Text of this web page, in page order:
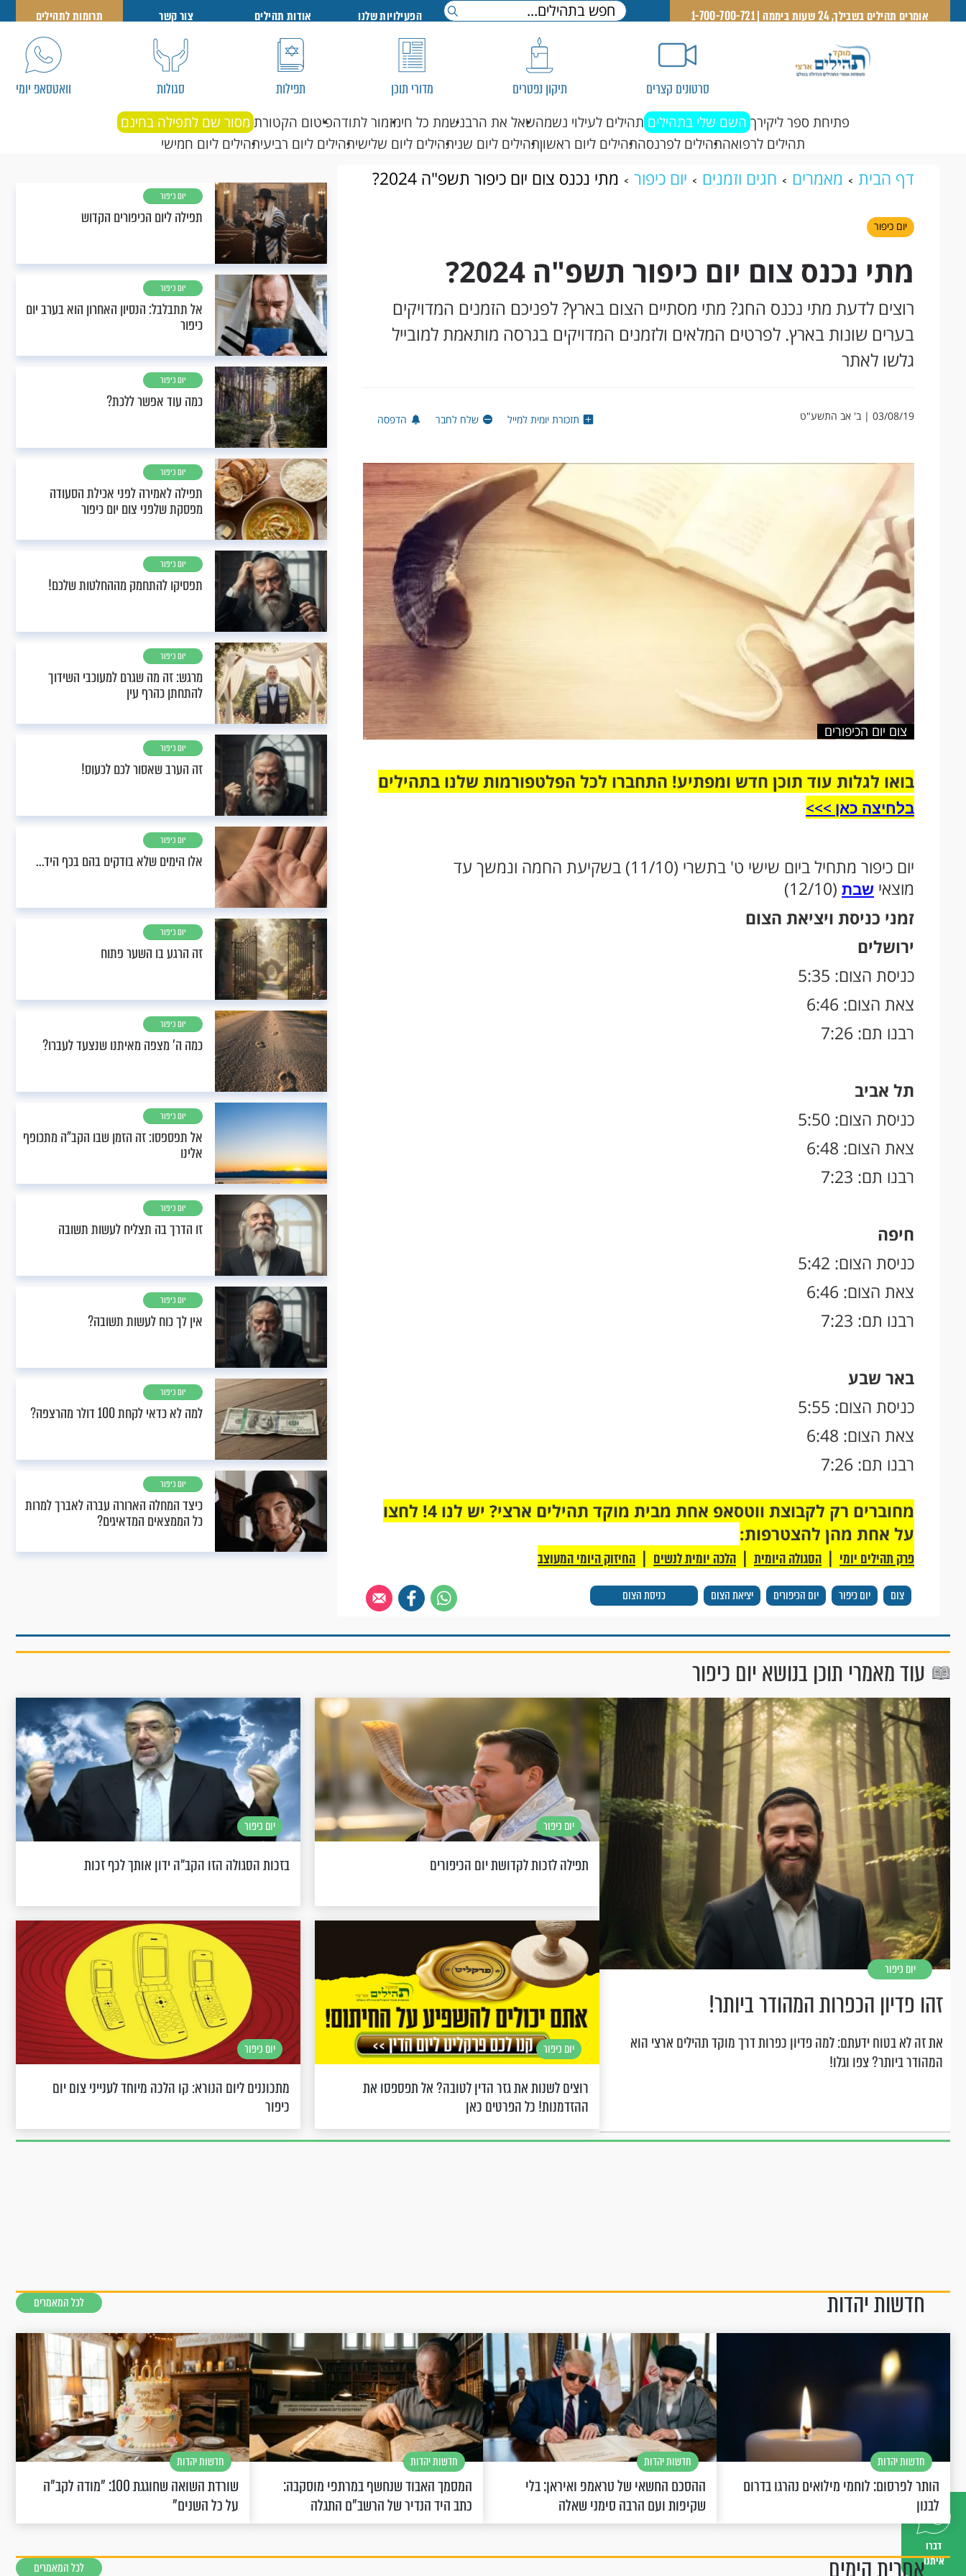
דברו
איתנו
אומרים תהילים בשבילך, 24 שעות ביממה | 1-700-700-721 הפעילויות שלנו אודות תהילים צור קשר תרומות לתהילים
סרטונים קצרים תיקון נפטרים מדורי תוכן תפילות סגולות וואטסאפ יומי
פתיחת ספר ליקירך השם שלי בתהילים תהילים לעילוי נשמהשאל את הרבנשמת כל חימזמור לתודהפיטום הקטורת מסור שם לתפילה בחינם
תהילים לרפואהתהילים לפרנסהתהילים ליום ראשוןתהילים ליום שניתהילים ליום שלישיתהילים ליום רביעיתהילים ליום חמישי
דף הבית מאמרים חגים וזמנים יום כיפור מתי נכנס צום יום כיפור תשפ"ה 2024?
יום כיפור
מתי נכנס צום יום כיפור תשפ"ה 2024?
רוצים לדעת מתי נכנס החג? מתי מסתיים הצום בארץ? לפניכם הזמנים המדויקים
בערים שונות בארץ. לפרטים המלאים ולזמנים המדויקים בגרסה מותאמת למובייל
גלשו לאתר
03/08/19 | ב' אב התשע"ט תזכורת יומית למייל שלח לחבר הדפסה
צום יום הכיפורים
בואו לגלות עוד תוכן חדש ומפתיע! התחברו לכל הפלטפורמות שלנו בתהילים
בלחיצה כאן >>>​
יום כיפור מתחיל ביום שישי ט' בתשרי (11/10) בשקיעת החמה ונמשך עד
מוצאי שבת (12/10)
זמני כניסת ויציאת הצום
ירושלים
כניסת הצום: 5:35
צאת הצום: 6:46
רבנו תם: 7:26
תל אביב
כניסת הצום: 5:50
צאת הצום: 6:48
רבנו תם: 7:23
חיפה
כניסת הצום: 5:42
צאת הצום: 6:46
רבנו תם: 7:23
באר שבע
כניסת הצום: 5:55
צאת הצום: 6:48
רבנו תם: 7:26
צום יום כיפור יום הכיפורים יציאת הצום כניסת הצום
מחוברים רק לקבוצת ווטסאפ אחת מבית מוקד תהילים ארצי? יש לנו 4! לחצו
על אחת מהן להצטרפות:
פרק תהילים יומי | הסגולה היומית | הלכה יומית לנשים | החיזוק היומי המעוצב
יום כיפור
תפילה ליום הכיפורים הקדוש
יום כיפור
אל תתבלבל: הנסיון האחרון הוא בערב יום
כיפור
יום כיפור
כמה עוד אפשר ללכת?
יום כיפור
תפילה לאמירה לפני אכילת הסעודה
מפסקת שלפני צום יום כיפור
יום כיפור
תפסיקו להתחמק מההחלטות שלכם!
יום כיפור
מרגש: זה מה שגרם למעוכבי השידוך
להתחתן כהרף עין
יום כיפור
זה הערב שאסור לכם לכעוס!
יום כיפור
אלו הימים שלא בודקים בהם בכף היד...
יום כיפור
זה הרגע בו השער פתוח
יום כיפור
כמה ה' מצפה מאיתנו שנצעד לעברו?
יום כיפור
אל תפספסו: זה הזמן שבו הקב"ה מתכופף
אלינו
יום כיפור
זו הדרך בה תצליח לעשות תשובה
יום כיפור
אין לך כוח לעשות תשובה?
יום כיפור
למה לא כדאי לקחת 100 דולר מהרצפה?
יום כיפור
כיצד המחלה הארורה עברה לאברך למרות
כל הממצאים המדאיגים?
עוד מאמרי תוכן בנושא יום כיפור
יום כיפור
זהו פדיון הכפרות המהודר ביותר!
את זה לא בטוח ידעתם: למה פדיון כפרות דרך מוקד תהילים ארצי הוא
המהודר ביותר? צפו וגלו!
יום כיפור
תפילה לזכות לקדושת יום הכיפורים
יום כיפור
בזכות הסגולה הזו הקב"ה ידון אותך לכף זכות
יום כיפור
רוצים לשנות את גזר הדין לטובה? אל תפספסו את
ההזדמנות! כל הפרטים כאן
יום כיפור
מתכוננים ליום הנורא: קו הלכה מיוחד לענייני צום יום
כיפור
חדשות יהדות לכל המאמרים
חדשות יהדות
הותר לפרסום: לוחמי מילואים נהרגו בדרום
לבנון
חדשות יהדות
ההסכם החשאי של טראמפ ואיראן: בלי
שקיפות ועם הרבה סימני שאלה
חדשות יהדות
המסמך האבוד שנחשף במרתפי מוסקבה:
כתב היד הנדיר של הרשב"ם התגלה
חדשות יהדות
שורדת השואה שחוגגת 100: "מודה לקב"ה
על כל השנים"
לכל המאמרים